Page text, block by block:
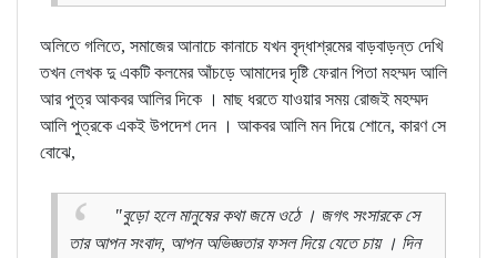
অলিতে গলিতে, সমাজের আনাচে কানাচে যখন বৃদ্ধাশ্রমের বাড়বাড়ন্ত দেখি
তখন লেখক দু একটি কলমের আঁচড়ে আমাদের দৃষ্টি ফেরান পিতা মহম্মদ আলি
আর পুত্র আকবর আলির দিকে । মাছ ধরতে যাওয়ার সময় রোজই মহম্মদ
আলি পুত্রকে একই উপদেশ দেন । আকবর আলি মন দিয়ে শোনে, কারণ সে
বোঝে,
"বুড়ো হলে মানুষের কথা জমে ওঠে । জগৎ সংসারকে সে
তার আপন সংবাদ, আপন অভিজ্ঞতার ফসল দিয়ে যেতে চায় । দিন